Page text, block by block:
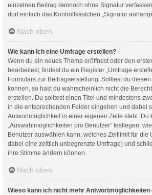
einzelnen Beitrag dennoch ohne Signatur
dort einfach das Kontrollkästchen „Signatur
Nach oben
Wie kann ich eine Umfrage erstellen?
Wenn du ein neues Thema eröffnest oder den
bearbeitest, findest du ein Register „Umfrage
Formulars zur Beitragserstellung. Solltest du
können, so hast du wahrscheinlich nicht die
erstellen. Du solltest einen Titel und mindestens
in die entsprechenden Felder eingeben und dabei
Antwortmöglichkeit in einer eigenen Zeile steht. Du
„Auswahlmöglichkeiten pro Benutzer“ festlegen,
Benutzer auswählen kann, welches Zeitlimit für die
dabei eine zeitlich unbegrenzte Umfrage) und
ihre Stimme ändern können.
Nach oben
Wieso kann ich nicht mehr Antwortmöglichkeiten